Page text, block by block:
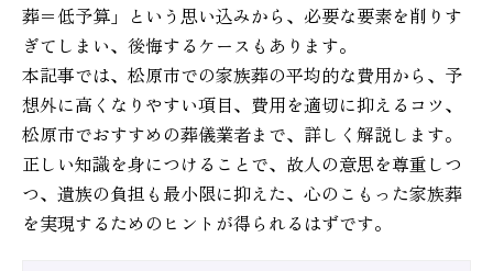
葬＝低予算」という思い込みから、必要な要素を削りす
ぎてしまい、後悔するケースもあります。
本記事では、松原市での家族葬の平均的な費用から、予
想外に高くなりやすい項目、費用を適切に抑えるコツ、
松原市でおすすめの葬儀業者まで、詳しく解説します。
正しい知識を身につけることで、故人の意思を尊重しつ
つ、遺族の負担も最小限に抑えた、心のこもった家族葬
を実現するためのヒントが得られるはずです。